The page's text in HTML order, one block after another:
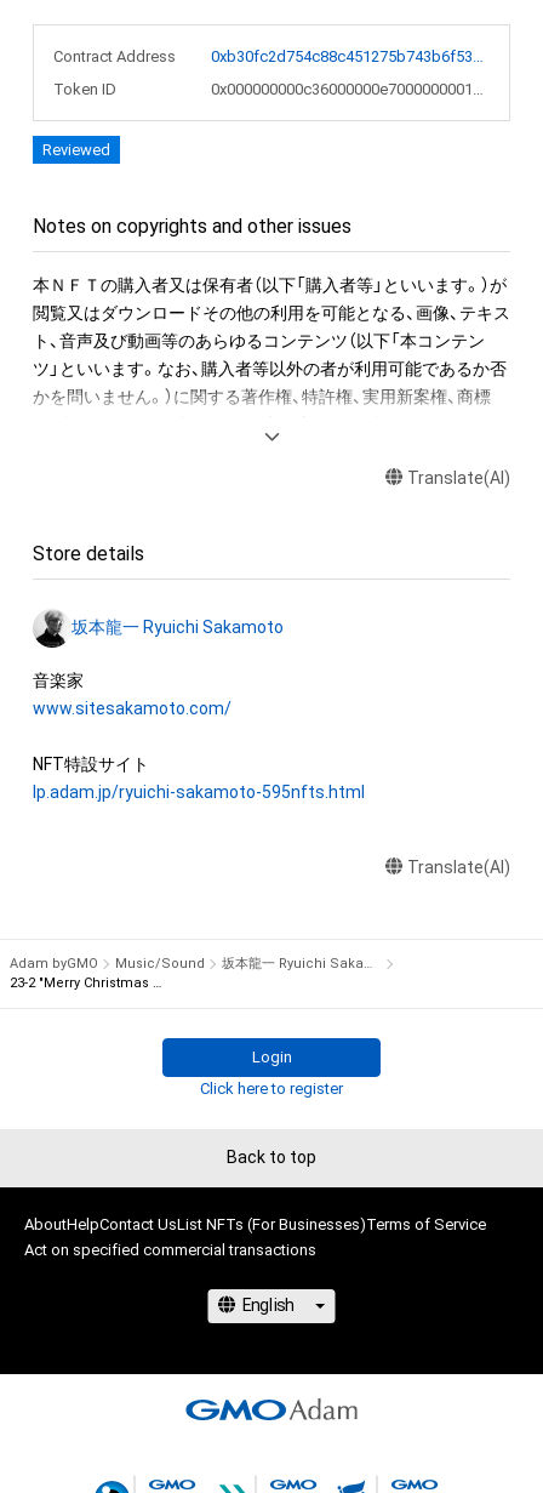
ールで送付します。
●NFT作品名と音の説明
NFT作品名の冒頭に付加された、前半の数字が楽譜の何小節目
坂本龍一」の場合は、1小節目の1音目のNFTを表す。
音源に関しては下記法則に沿っています。
1. 該当音の切り出しは、右手のトップノートが基準です。
2. 音終わりが欠けてしまう該当音については、2小節分の長さで
書き出しています。
3. 各小節のラストノート（最後の1音）は、次の小節に渡って音が
響いています。切り出した音を小節内の楽譜と同じ正しい位置
WAVデータでは位置を調整し、1秒前に配置しています。
“Merry Christmas Mr. Lawrence” by Ryuichi Sakamoto
One of Ryuichi Sakamoto’s signature pieces, “Merry
Christmas Mr. Lawrence - 2021”, was recorded at Bunkamura
Studio in Tokyo on July 30th, 2021, while fighting against
illness, his only recording of this work in 2021. The 595 music
one by one and converted into a unique NFT.
note is numbered for each bar, composing a total of 595
There is only one item for each note in the world, being the
first NFT by Ryuichi Sakamoto.
Furthermore, the owners of this collectible NFT item can join
the auction for “NFT for the rights to obtain “Merry
Christmas Mr. Lawrence” by Ryuichi Sakamoto handwritten
buyer benefit for this NFT is the limited download link for WAV
file of the full version of “Merry Christmas Mr. Lawrence -
The part “X-X” added to the beginning of the NFT item name
represents the bar number and the note number within the
Ryuichi Sakamoto 坂本龍一”, it indicates the NFT for the 1st
Contract Address
Token ID
Reviewed
Notes on copyrights and other issues
本ＮＦＴの購入者又は保有者（以下「購入者等」といいます。）が
閲覧又はダウンロードその他の利用を可能となる、画像、テキス
ト、音声及び動画等のあらゆるコンテンツ（以下「本コンテン
ツ」といいます。なお、購入者等以外の者が利用可能であるか否
かを問いません。）に関する著作権、特許権、実用新案権、商標
冬舎に留保されます。すなわち、本ＮＦＴ又は本コンテンツに
けることを意味しません。
したがって、本ＮＦＴ等の保有者であっても、本コンテンツの権
利者である坂本龍一及び株式会社幻冬舎（またはこれらの者の
承継人若しくは管理委託先）から別途の承諾を得ずに、個人によ
る閲覧の範囲を超えた利用、商用利用その他の法律上権利者の
ースエンジニアリングを含みますが、これらに限りません。)を
行うことはできません。
瑕疵（安全性、信頼性、正確性、完全性、有効性、特定の目的への
ることを保証するものでなく、当該瑕疵又は購入者等が使用す
るコンピューター、回線、ソフトウェア若しくはプラットフォー
ないものとします。また当社は、本サービスに関して、購入者等
と第三者との間において生じた取引、連絡または紛争等につい
て一切責任を負わないものとします。
責が制限される場合、株式会社幻冬舎の責任は、債務不履行また
賠償金額の上限は、本ＮＦＴに関して株式会社幻冬舎が最初に
購入者から販売代金として受領した金額とします。ただし、当
社の故意又は重過失に起因する場合はこれらの限定を設けずに
賠償をするものとします。
●Cautions Regarding Copyrights
(including the rights to obtain or to apply for registration of
Translate(AI)
Store details
坂本龍一 Ryuichi Sakamoto
www.sitesakamoto.com/
lp.adam.jp/ryuichi-sakamoto-595nfts.html
Translate(AI)
Adam byGMO Music/Sound
坂本龍一 Ryuichi Sakamoto
23-2 "Merry Christmas Mr. Lawrence" Ryuichi Sakamoto 坂本 龍一
Login
Click here to register
Back to top
AboutHelpContact UsList NFTs (For Businesses)Terms of Service
Act on specified commercial transactions